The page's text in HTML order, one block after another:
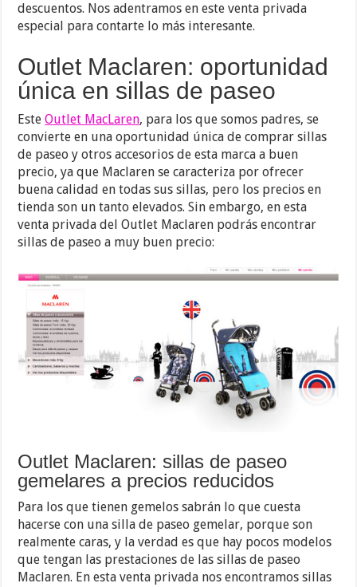
descuentos. Nos adentramos en este venta privada
especial para contarte lo más interesante.
Outlet Maclaren: oportunidad
única en sillas de paseo
EsteOutlet MacLaren, para los que somos padres, se
convierte en una oportunidad única de comprar sillas
de paseo y otros accesorios de esta marca a buen
precio, ya que Maclaren se caracteriza por ofrecer
buena calidad en todas sus sillas, pero los precios en
tienda son un tanto elevados. Sin embargo, en esta
venta privada del Outlet Maclaren podrás encontrar
sillas de paseo a muy buen precio:
Outlet Maclaren: sillas de paseo
gemelares a precios reducidos
Para los que tienen gemelos sabrán lo que cuesta
hacerse con una silla de paseo gemelar, porque son
realmente caras, y la verdad es que hay pocos modelos
que tengan las prestaciones de las sillas de paseo
Maclaren. En esta venta privada nos encontramos sillas